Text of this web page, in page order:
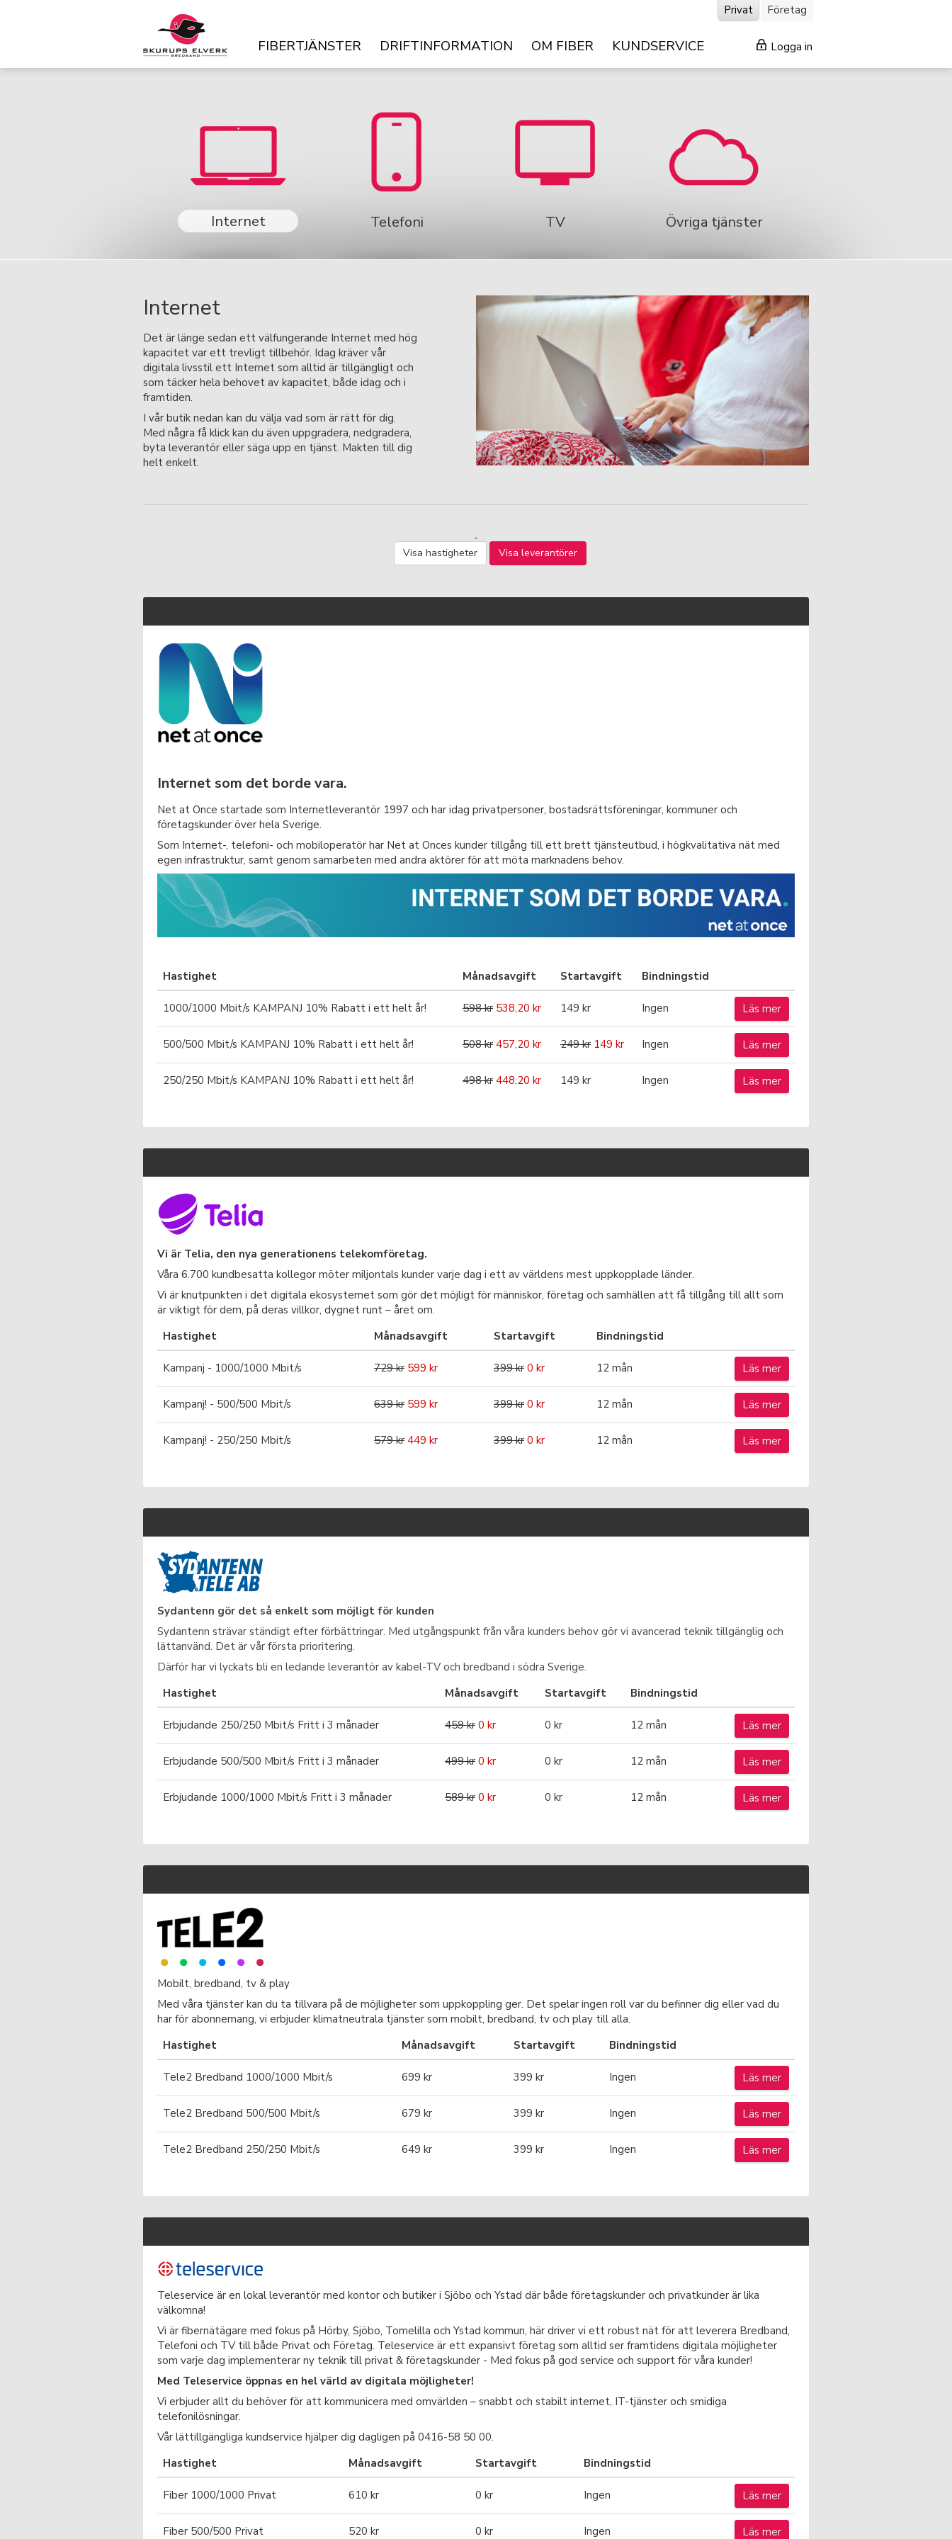
FIBERTJÄNSTER DRIFTINFORMATION OM FIBER KUNDSERVICE Logga in
Privat Företag
Internet Telefoni TV Övriga tjänster
Internet
Det är länge sedan ett välfungerande Internet med hög
kapacitet var ett trevligt tillbehör. Idag kräver vår
digitala livsstil ett Internet som alltid är tillgängligt och
som täcker hela behovet av kapacitet, både idag och i
framtiden.
I vår butik nedan kan du välja vad som är rätt för dig.
Med några få klick kan du även uppgradera, nedgradera,
byta leverantör eller säga upp en tjänst. Makten till dig
helt enkelt.
Visa hastigheter Visa leverantörer
Internet som det borde vara.
Net at Once startade som Internetleverantör 1997 och har idag privatpersoner, bostadsrättsföreningar, kommuner och
företagskunder över hela Sverige.
Som Internet-, telefoni- och mobiloperatör har Net at Onces kunder tillgång till ett brett tjänsteutbud, i högkvalitativa nät med
egen infrastruktur, samt genom samarbeten med andra aktörer för att möta marknadens behov.
Hastighet Månadsavgift Startavgift Bindningstid
1000/1000 Mbit/s KAMPANJ 10% Rabatt i ett helt år! 598 kr 538,20 kr 149 kr Ingen Läs mer
500/500 Mbit/s KAMPANJ 10% Rabatt i ett helt år! 508 kr 457,20 kr 249 kr 149 kr Ingen Läs mer
250/250 Mbit/s KAMPANJ 10% Rabatt i ett helt år! 498 kr 448,20 kr 149 kr Ingen Läs mer
Vi är Telia, den nya generationens telekomföretag.
Våra 6.700 kundbesatta kollegor möter miljontals kunder varje dag i ett av världens mest uppkopplade länder.
Vi är knutpunkten i det digitala ekosystemet som gör det möjligt för människor, företag och samhällen att få tillgång till allt som
är viktigt för dem, på deras villkor, dygnet runt – året om.
Hastighet
Månadsavgift Startavgift Bindningstid
Kampanj - 1000/1000 Mbit/s 729 kr 599 kr 399 kr 0 kr 12 mån Läs mer
Kampanj! - 500/500 Mbit/s 639 kr 599 kr 399 kr 0 kr 12 mån Läs mer
Kampanj! - 250/250 Mbit/s 579 kr 449 kr 399 kr 0 kr 12 mån Läs mer
Sydantenn gör det så enkelt som möjligt för kunden
Sydantenn strävar ständigt efter förbättringar. Med utgångspunkt från våra kunders behov gör vi avancerad teknik tillgänglig och
lättanvänd. Det är vår första prioritering.
Därför har vi lyckats bli en ledande leverantör av kabel-TV och bredband i södra Sverige.
Hastighet
Månadsavgift Startavgift Bindningstid
Erbjudande 250/250 Mbit/s Fritt i 3 månader 459 kr 0 kr 0 kr 12 mån Läs mer
Erbjudande 500/500 Mbit/s Fritt i 3 månader 499 kr 0 kr 0 kr 12 mån Läs mer
Erbjudande 1000/1000 Mbit/s Fritt i 3 månader 589 kr 0 kr 0 kr 12 mån Läs mer
Mobilt, bredband, tv & play
Med våra tjänster kan du ta tillvara på de möjligheter som uppkoppling ger. Det spelar ingen roll var du befinner dig eller vad du
har för abonnemang, vi erbjuder klimatneutrala tjänster som mobilt, bredband, tv och play till alla.
Hastighet
Månadsavgift Startavgift Bindningstid
Tele2 Bredband 1000/1000 Mbit/s 699 kr 399 kr Ingen Läs mer
Tele2 Bredband 500/500 Mbit/s 679 kr 399 kr Ingen Läs mer
Tele2 Bredband 250/250 Mbit/s 649 kr 399 kr Ingen Läs mer
Teleservice är en lokal leverantör med kontor och butiker i Sjöbo och Ystad där både företagskunder och privatkunder är lika
välkomna!
Vi är fibernätägare med fokus på Hörby, Sjöbo, Tomelilla och Ystad kommun, här driver vi ett robust nät för att leverera Bredband,
Telefoni och TV till både Privat och Företag. Teleservice är ett expansivt företag som alltid ser framtidens digitala möjligheter
som varje dag implementerar ny teknik till privat & företagskunder - Med fokus på god service och support för våra kunder!
Med Teleservice öppnas en hel värld av digitala möjligheter!
Vi erbjuder allt du behöver för att kommunicera med omvärlden – snabbt och stabilt internet, IT-tjänster och smidiga
telefonilösningar.
Vår lättillgängliga kundservice hjälper dig dagligen på 0416-58 50 00.
Hastighet
Månadsavgift Startavgift Bindningstid
Fiber 1000/1000 Privat 610 kr 0 kr Ingen Läs mer
Fiber 500/500 Privat 520 kr 0 kr Ingen Läs mer